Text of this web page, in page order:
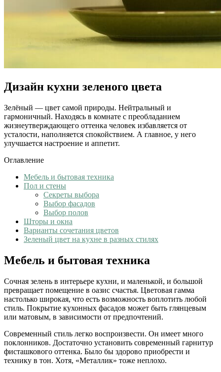
Дизайн кухни зеленого цвета
Зелёный — цвет самой природы. Нейтральный и
гармоничный. Находясь в комнате с преобладанием
жизнеутверждающего оттенка человек избавляется от
усталости, наполняется спокойствием. А главное, у него
улучшается настроение и аппетит.
Оглавление
Мебель и бытовая техника
Пол и стены
Секреты выбора
Выбор фасадов
Выбор полов
Шторы и окна
Варианты сочетания цветов
Зеленый цвет на кухне в разных стилях
Мебель и бытовая техника
Сочная зелень в интерьере кухни, и маленькой, и большой
превращает помещение в оазис счастья. Цветовая гамма
настолько широкая, что есть возможность воплотить любой
стиль. Покрытие кухонных фасадов может быть глянцевым
или матовым, в зависимости от предпочтений.
Современный стиль легко воспроизвести. Он имеет много
поклонников. Достаточно установить современный гарнитур
фисташкового оттенка. Было бы здорово приобрести и
технику в тон. Хотя, «Металлик» тоже неплохо.